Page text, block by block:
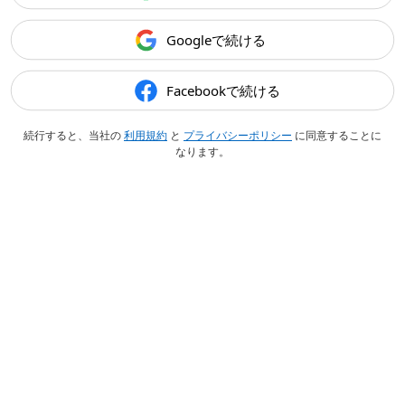
Googleで続ける
Facebookで続ける
続行すると、当社の利用規約 と プライバシーポリシー に同意することに
なります。